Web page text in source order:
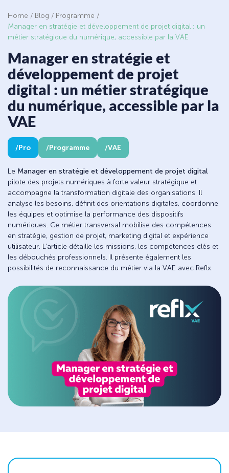
Home / Blog / Programme /
Manager en stratégie et développement de projet digital : un
métier stratégique du numérique, accessible par la VAE
Manager en stratégie et
développement de projet
digital : un métier stratégique
du numérique, accessible par la
VAE
Pro Programme VAE
Le Manager en stratégie et développement de projet digital
pilote des projets numériques à forte valeur stratégique et
accompagne la transformation digitale des organisations. Il
analyse les besoins, définit des orientations digitales, coordonne
les équipes et optimise la performance des dispositifs
numériques. Ce métier transversal mobilise des compétences
en stratégie, gestion de projet, marketing digital et expérience
utilisateur. L’article détaille les missions, les compétences clés et
les débouchés professionnels. Il présente également les
possibilités de reconnaissance du métier via la VAE avec Reflx.